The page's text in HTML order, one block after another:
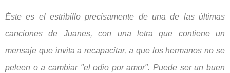
Éste es el estribillo precisamente de una de las últimas
canciones de Juanes, con una letra que contiene un
mensaje que invita a recapacitar, a que los hermanos no se
peleen o a cambiar "el odio por amor". Puede ser un buen